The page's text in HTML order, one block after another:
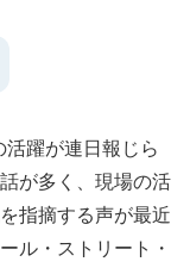
躍が連日報じら
が多く、現場の活
指摘する声が最近
ル・ストリート・